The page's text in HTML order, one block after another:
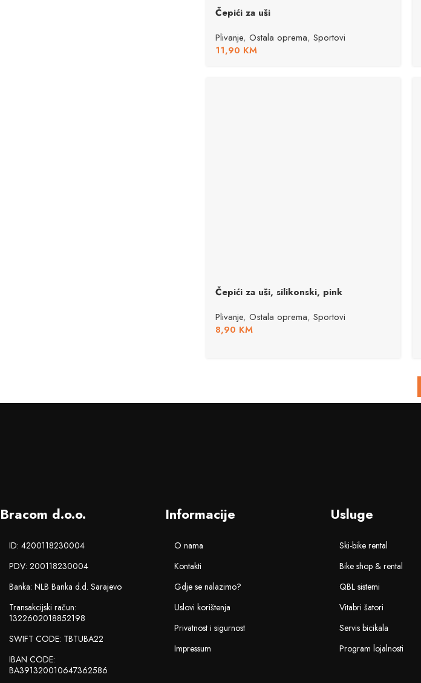
Čepići za uši
Plivanje, Ostala oprema, Sportovi
11,90 KM
Čepići za uši, silikonski, pink
Plivanje, Ostala oprema, Sportovi
8,90 KM
Bracom d.o.o.
ID: 4200118230004
PDV: 200118230004
Banka: NLB Banka d.d. Sarajevo
Transakcijski račun:
1322602018852198
SWIFT CODE: TBTUBA22
IBAN CODE:
BA391320010647362586
Informacije
O nama
Kontakti
Gdje se nalazimo?
Uslovi korištenja
Privatnost i sigurnost
Impressum
Usluge
Ski-bike rental
Bike shop & rental
QBL sistemi
Vitabri šatori
Servis bicikala
Program lojalnosti